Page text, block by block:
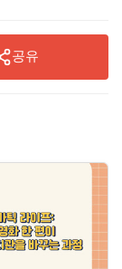
공유